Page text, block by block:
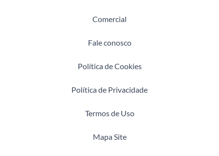
Comercial
Fale conosco
Política de Cookies
Política de Privacidade
Termos de Uso
Mapa Site